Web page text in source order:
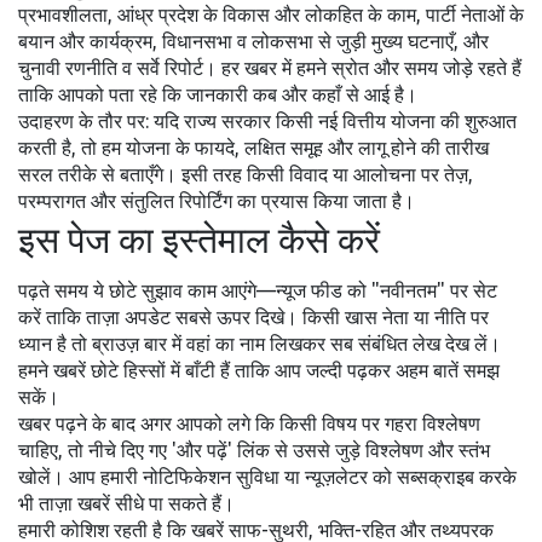
प्रभावशीलता, आंध्र प्रदेश के विकास और लोकहित के काम, पार्टी नेताओं के
बयान और कार्यक्रम, विधानसभा व लोकसभा से जुड़ी मुख्य घटनाएँ, और
चुनावी रणनीति व सर्वे रिपोर्ट। हर खबर में हमने स्रोत और समय जोड़े रहते हैं
ताकि आपको पता रहे कि जानकारी कब और कहाँ से आई है।
उदाहरण के तौर पर: यदि राज्य सरकार किसी नई वित्तीय योजना की शुरुआत
करती है, तो हम योजना के फायदे, लक्षित समूह और लागू होने की तारीख
सरल तरीके से बताएँगे। इसी तरह किसी विवाद या आलोचना पर तेज़,
परम्परागत और संतुलित रिपोर्टिंग का प्रयास किया जाता है।
इस पेज का इस्तेमाल कैसे करें
पढ़ते समय ये छोटे सुझाव काम आएंगे—न्यूज फीड को "नवीनतम" पर सेट
करें ताकि ताज़ा अपडेट सबसे ऊपर दिखे। किसी खास नेता या नीति पर
ध्यान है तो ब्राउज़ बार में वहां का नाम लिखकर सब संबंधित लेख देख लें।
हमने खबरें छोटे हिस्सों में बाँटी हैं ताकि आप जल्दी पढ़कर अहम बातें समझ
सकें।
खबर पढ़ने के बाद अगर आपको लगे कि किसी विषय पर गहरा विश्लेषण
चाहिए, तो नीचे दिए गए 'और पढ़ें' लिंक से उससे जुड़े विश्लेषण और स्तंभ
खोलें। आप हमारी नोटिफिकेशन सुविधा या न्यूज़लेटर को सब्सक्राइब करके
भी ताज़ा खबरें सीधे पा सकते हैं।
हमारी कोशिश रहती है कि खबरें साफ-सुथरी, भक्ति-रहित और तथ्यपरक